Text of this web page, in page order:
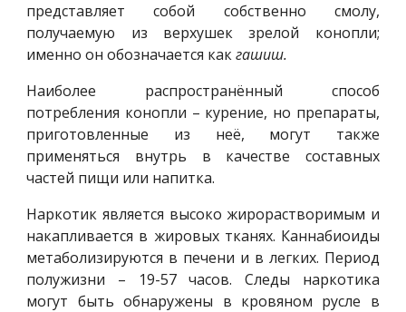
представляет собой собственно смолу,
получаемую из верхушек зрелой конопли;
именно он обозначается какгашиш.
Наиболее распространённый способ
потребления конопли – курение, но препараты,
приготовленные из неё, могут также
применяться внутрь в качестве составных
частей пищи или напитка.
Наркотик является высоко жирорастворимым и
накапливается в жировых тканях. Каннабиоиды
метаболизируются в печени и в легких. Период
полужизни – 19-57 часов. Следы наркотика
могут быть обнаружены в кровяном русле в